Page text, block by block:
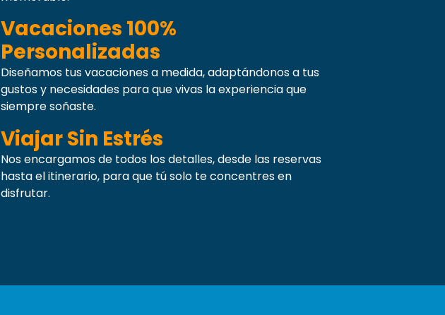
Vacaciones 100%
Personalizadas
Diseñamos tus vacaciones a medida, adaptándonos a tus
gustos y necesidades para que vivas la experiencia que
siempre soñaste.
Viajar Sin Estrés
Nos encargamos de todos los detalles, desde las reservas
hasta el itinerario, para que tú solo te concentres en
disfrutar.